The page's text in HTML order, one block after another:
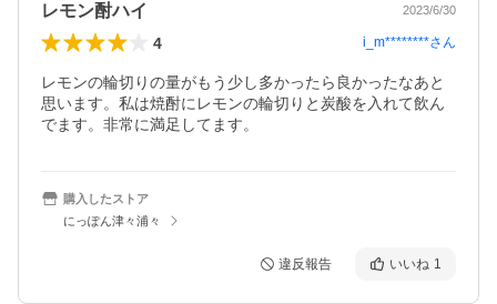
レモン酎ハイ 2023/6/30
4 i_m********さん
レモンの輪切りの量がもう少し多かったら良かったなあと
思います。私は焼酎にレモンの輪切りと炭酸を入れて飲ん
でます。非常に満足してます。
購入したストア
にっぽん津々浦々
違反報告 いいね 1